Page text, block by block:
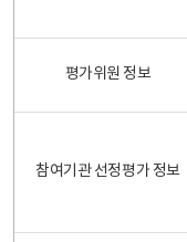
평가위원 정보
참여기관 선정평가 정보